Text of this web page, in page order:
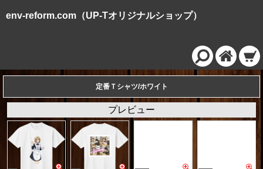
env-reform.com（UP-Tオリジナルショップ）
定番Ｔシャツ/ホワイト
プレビュー